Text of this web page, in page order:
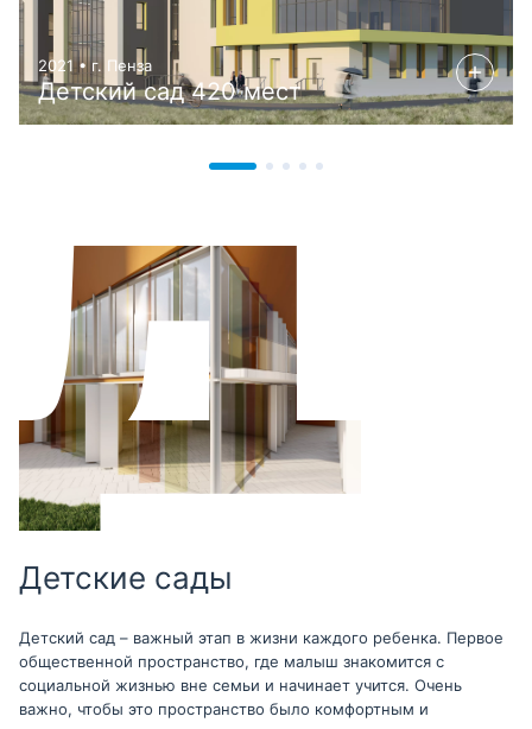
2021 • г. Пенза
Детский сад 420 мест
Детские сады
Детский сад – важный этап в жизни каждого ребенка. Первое
общественной пространство, где малыш знакомится с
социальной жизнью вне семьи и начинает учится. Очень
важно, чтобы это пространство было комфортным и